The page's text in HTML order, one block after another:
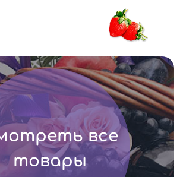
все
товары